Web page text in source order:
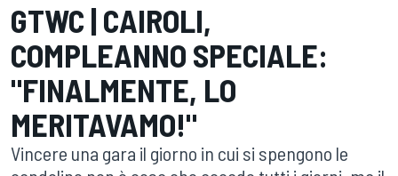
GTWC | CAIROLI,
COMPLEANNO SPECIALE:
"FINALMENTE, LO
MERITAVAMO!"
Vincere una gara il giorno in cui si spengono le